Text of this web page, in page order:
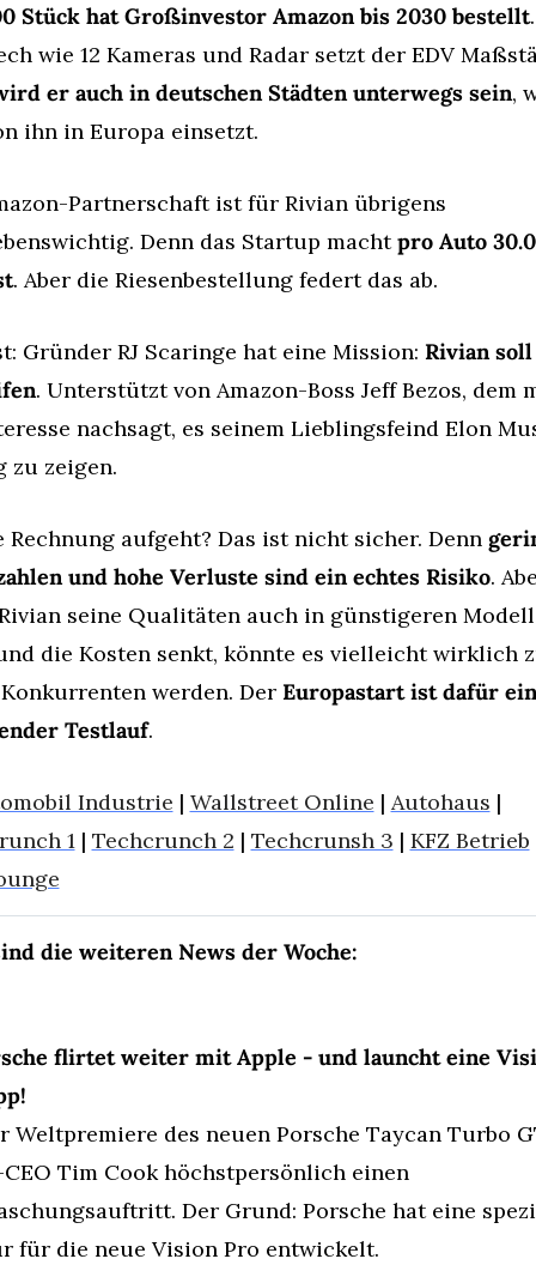
Stück hat Großinvestor Amazon bis 2030 bestellt
wie 12 Kameras und Radar setzt der EDV
er auch in deutschen Städten unterwegs sein,
ihn in Europa einsetzt.
Partnerschaft ist für Rivian übrigens
Denn das Startup macht pro Auto
. Aber die Riesenbestellung federt das ab.
Gründer RJ Scaringe hat eine Mission: Rivian soll
. Unterstützt von Amazon-Boss Jeff Bezos, dem
nachsagt, es seinem Lieblingsfeind Elon
zu zeigen.
Rechnung aufgeht? Das ist nicht sicher. Denn
und hohe Verluste sind ein echtes Risiko.
seine Qualitäten auch in günstigeren
die Kosten senkt, könnte es vielleicht wirklich
werden. Der Europastart ist dafür ein
Testlauf.
Industrie | Wallstreet Online | Autohaus
1 | Techcrunch 2 | Techcrunsh 3 | KFZ Betrieb
die weiteren News der Woche:
flirtet weiter mit Apple - und launcht eine
Weltpremiere des neuen Porsche Taycan Turbo
Tim Cook höchstpersönlich einen
Der Grund: Porsche hat eine
für die neue Vision Pro entwickelt.